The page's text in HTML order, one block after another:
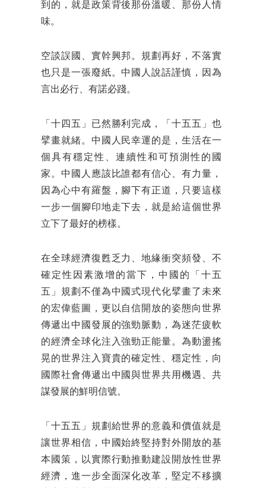
到的，就是政策背後那份溫暖、那份人情
味。
空談誤國、實幹興邦。規劃再好，不落實
也只是一張廢紙。中國人說話謹慎，因為
言出必行、有諾必踐。
「十四五」已然勝利完成，「十五五」也
擘畫就緒。中國人民幸運的是，生活在一
個具有穩定性、連續性和可預測性的國
家。中國人應該比誰都有信心、有力量，
因為心中有羅盤，腳下有正道，只要這樣
一步一個腳印地走下去，就是給這個世界
立下了最好的榜樣。
在全球經濟復甦乏力、地緣衝突頻發、不
確定性因素激增的當下，中國的「十五
五」規劃不僅為中國式現代化擘畫了未來
的宏偉藍圖，更以自信開放的姿態向世界
傳遞出中國發展的強勁脈動，為迷茫疲軟
的經濟全球化注入強勁正能量。為動盪搖
晃的世界注入寶貴的確定性、穩定性，向
國際社會傳遞出中國與世界共用機遇、共
謀發展的鮮明信號。
「十五五」規劃給世界的意義和價值就是
讓世界相信，中國始終堅持對外開放的基
本國策，以實際行動推動建設開放性世界
經濟，進一步全面深化改革，堅定不移擴